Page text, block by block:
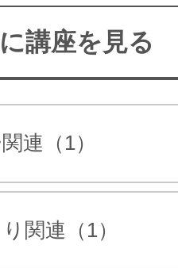
。
ジメントか
の時間をご
講座を見る
連（1）
関連（1）